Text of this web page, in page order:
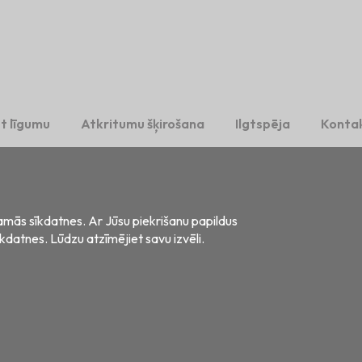
līgumu Atkritumu šķirošana Ilgtspēja
2121
sīkdatnes. Ar Jūsu piekrišanu papildus
Lūdzu atzīmējiet savu izvēli.